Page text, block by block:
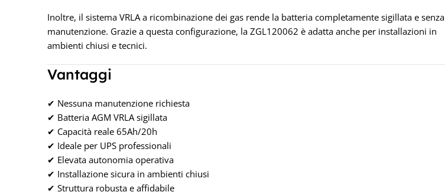
Inoltre, il sistema VRLA a ricombinazione dei gas rende la batteria completamente sigillata e senza
manutenzione. Grazie a questa configurazione, la ZGL120062 è adatta anche per installazioni in
ambienti chiusi e tecnici.
Vantaggi
✔ Nessuna manutenzione richiesta
✔ Batteria AGM VRLA sigillata
✔ Capacità reale 65Ah/20h
✔ Ideale per UPS professionali
✔ Elevata autonomia operativa
✔ Installazione sicura in ambienti chiusi
✔ Struttura robusta e affidabile